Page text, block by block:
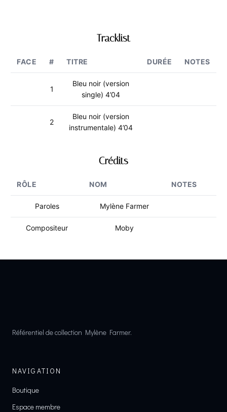
Tracklist
FACE # TITRE DURÉE NOTES
1
Bleu noir (version
single) 4’04
2
Bleu noir (version
instrumentale) 4’04
Crédits
RÔLE NOM NOTES
Paroles Mylène Farmer
Compositeur Moby
Référentiel de collection Mylène Farmer.
NAVIGATION
Boutique
Espace membre